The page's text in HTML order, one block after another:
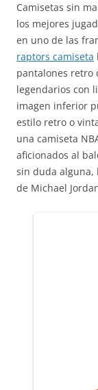
Camisetas sin
los mejores
en uno de las
raptors camiseta
pantalones retro
legendarios con
imagen inferior
estilo retro o
una camiseta
aficionados al
sin duda alguna,
de Michael